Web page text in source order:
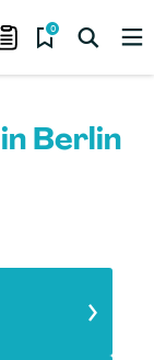
0
Berlin